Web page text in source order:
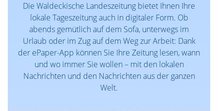
Die Waldeckische Landeszeitung bietet Ihnen Ihre
lokale Tageszeitung auch in digitaler Form. Ob
abends gemütlich auf dem Sofa, unterwegs im
Urlaub oder im Zug auf dem Weg zur Arbeit: Dank
der ePaper-App können Sie Ihre Zeitung lesen, wann
und wo immer Sie wollen – mit den lokalen
Nachrichten und den Nachrichten aus der ganzen
Welt.